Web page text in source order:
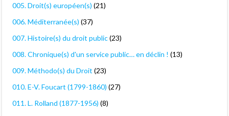
005. Droit(s) européen(s) (21)
006. Méditerranée(s) (37)
007. Histoire(s) du droit public(23)
008. Chronique(s) d'un service public… en déclin ! (13)
009. Méthodo(s) du Droit (23)
010. E-V. Foucart (1799-1860) (27)
011. L. Rolland (1877-1956) (8)